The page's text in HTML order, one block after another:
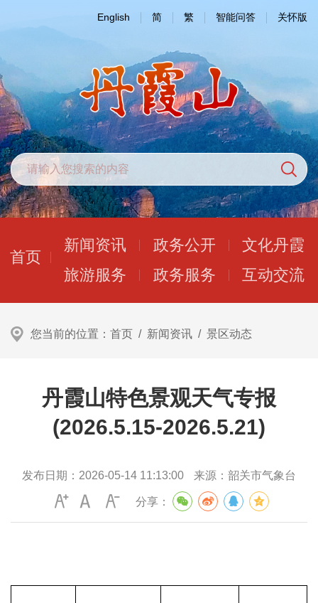
English 简 繁 智能问答 关怀版
首页
新闻资讯 政务公开
文化丹霞
旅游服务
政务服务 互动交流
您当前的位置： 首页 / 新闻资讯 / 景区动态
丹霞山特色景观天气专报
(2026.5.15-2026.5.21)
发布日期： 2026-05-14 11:13:00 来源： 韶关市气象台
分享：